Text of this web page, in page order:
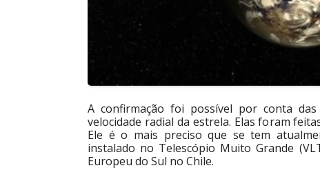
A confirmação foi possível por conta das
velocidade radial da estrela. Elas foram
Ele é o mais preciso que se tem
instalado no Telescópio Muito Grande
Europeu do Sul no Chile.